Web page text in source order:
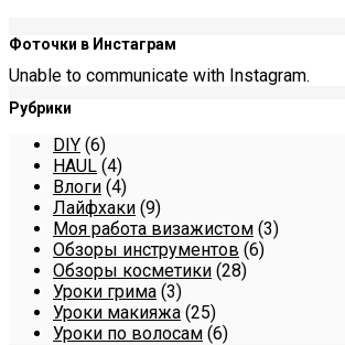
Фоточки в Инстаграм
Unable to communicate with Instagram.
Рубрики
DIY (6)
HAUL (4)
Влоги (4)
Лайфхаки (9)
Моя работа визажистом (3)
Обзоры инструментов (6)
Обзоры косметики (28)
Уроки грима (3)
Уроки макияжа (25)
Уроки по волосам (6)